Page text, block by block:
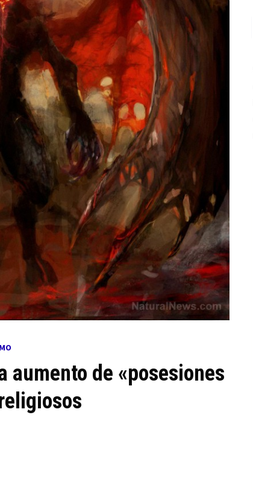
aumento de «posesiones